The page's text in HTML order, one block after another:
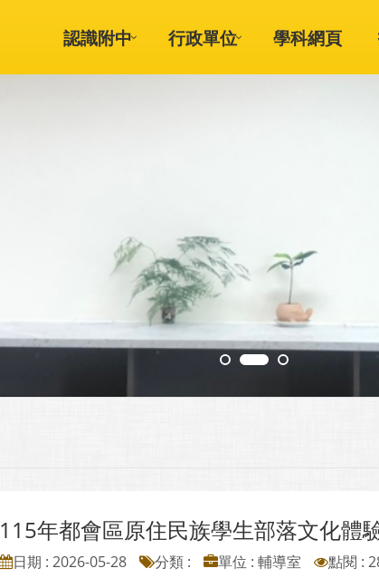
認識附中 行政單位 學科網頁
115年都會區原住民族學生部落文化體
日期 : 2026-05-28 分類 : 單位 : 輔導室
點閱 :